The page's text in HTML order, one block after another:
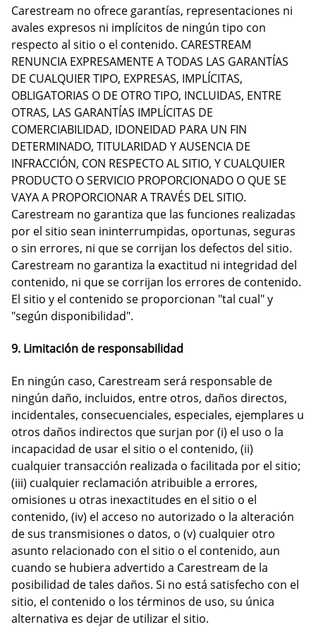
Carestream no ofrece garantías, representaciones ni
avales expresos ni implícitos de ningún tipo con
respecto al sitio o el contenido. CARESTREAM
RENUNCIA EXPRESAMENTE A TODAS LAS GARANTÍAS
DE CUALQUIER TIPO, EXPRESAS, IMPLÍCITAS,
OBLIGATORIAS O DE OTRO TIPO, INCLUIDAS, ENTRE
OTRAS, LAS GARANTÍAS IMPLÍCITAS DE
COMERCIABILIDAD, IDONEIDAD PARA UN FIN
DETERMINADO, TITULARIDAD Y AUSENCIA DE
INFRACCIÓN, CON RESPECTO AL SITIO, Y CUALQUIER
PRODUCTO O SERVICIO PROPORCIONADO O QUE SE
VAYA A PROPORCIONAR A TRAVÉS DEL SITIO.
Carestream no garantiza que las funciones realizadas
por el sitio sean ininterrumpidas, oportunas, seguras
o sin errores, ni que se corrijan los defectos del sitio.
Carestream no garantiza la exactitud ni integridad del
contenido, ni que se corrijan los errores de contenido.
El sitio y el contenido se proporcionan "tal cual" y
"según disponibilidad".
9. Limitación de responsabilidad
En ningún caso, Carestream será responsable de
ningún daño, incluidos, entre otros, daños directos,
incidentales, consecuenciales, especiales, ejemplares u
otros daños indirectos que surjan por (i) el uso o la
incapacidad de usar el sitio o el contenido, (ii)
cualquier transacción realizada o facilitada por el sitio;
(iii) cualquier reclamación atribuible a errores,
omisiones u otras inexactitudes en el sitio o el
contenido, (iv) el acceso no autorizado o la alteración
de sus transmisiones o datos, o (v) cualquier otro
asunto relacionado con el sitio o el contenido, aun
cuando se hubiera advertido a Carestream de la
posibilidad de tales daños. Si no está satisfecho con el
sitio, el contenido o los términos de uso, su única
alternativa es dejar de utilizar el sitio.